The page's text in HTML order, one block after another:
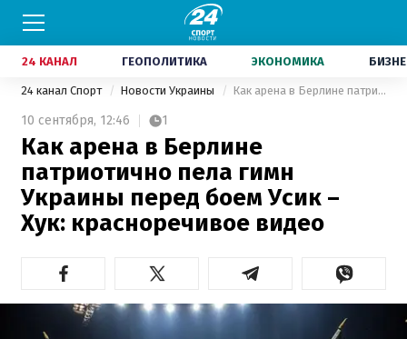
24 КАНАЛ ГЕОПОЛИТИКА ЭКОНОМИКА
24 канал Спорт Новости Украины Как арена в Берлине патриотично пела гимн Украины перед боем Усик – Хук: красноречивое видео
10 сентября, 12:46 1
Как арена в Берлине
патриотично пела гимн
Украины перед боем Усик –
Хук: красноречивое видео